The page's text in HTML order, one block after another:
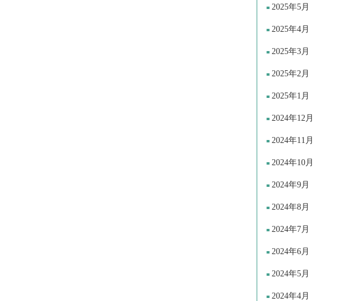
2025年5月
2025年4月
2025年3月
2025年2月
2025年1月
2024年12月
2024年11月
2024年10月
2024年9月
2024年8月
2024年7月
2024年6月
2024年5月
2024年4月